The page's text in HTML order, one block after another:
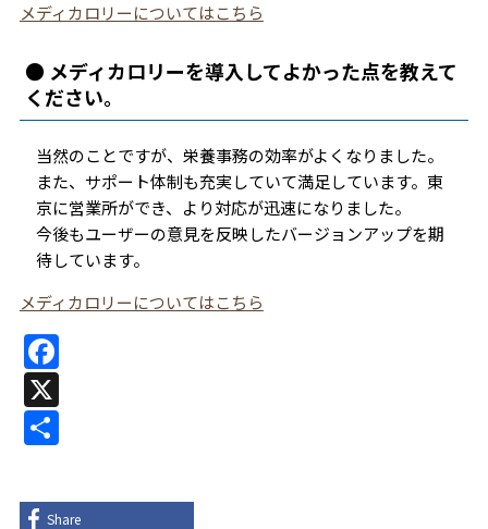
メディカロリーについてはこちら
● メディカロリーを導入してよかった点を教えて
ください。
当然のことですが、栄養事務の効率がよくなりました。
また、サポート体制も充実していて満足しています。東
京に営業所ができ、より対応が迅速になりました。
今後もユーザーの意見を反映したバージョンアップを期
待しています。
メディカロリーについてはこちら
F
a
c
e
b
X
共
Share